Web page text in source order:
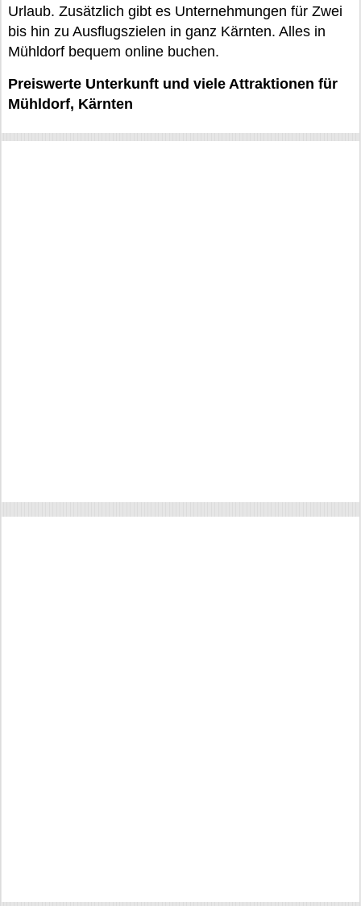
Urlaub. Zusätzlich gibt es Unternehmungen für Zwei
bis hin zu Ausflugszielen in ganz Kärnten. Alles in
Mühldorf bequem online buchen.
Preiswerte Unterkunft und viele Attraktionen für
Mühldorf, Kärnten